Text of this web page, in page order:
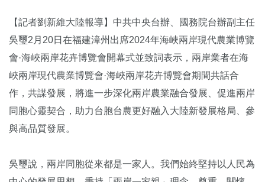
【記者劉新維大陸報導】中共中央台辦、國務院台辦副主任
吳璽2月20日在福建漳州出席2024年海峽兩岸現代農業博覽
會·海峽兩岸花卉博覽會開幕式並致詞表示，兩岸業者在海
峽兩岸現代農業博覽會·海峽兩岸花卉博覽會期間共話合
作，共謀發展，將進一步深化兩岸農業融合發展、促進兩岸
同胞心靈契合，助力台胞台農更好融入大陸新發展格局、參
與高品質發展。
吳璽說，兩岸同胞從來都是一家人。我們始終堅持以人民為